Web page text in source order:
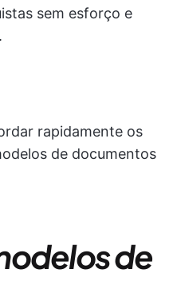
sem esforço e
rapidamente os
de documentos
de